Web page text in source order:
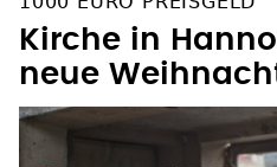
Kirche in
neue